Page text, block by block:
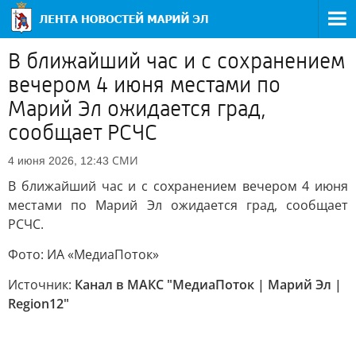
В ближайший час и с сохранением
вечером 4 июня местами по
Марий Эл ожидается град,
сообщает РСЧС
4 июня 2026, 12:43 СМИ
В ближайший час и с сохранением вечером 4 июня
местами по Марий Эл ожидается град, сообщает
РСЧС.
Фото: ИА «МедиаПоток»
Источник: Канал в МАКС "МедиаПоток | Марий Эл |
Region12"